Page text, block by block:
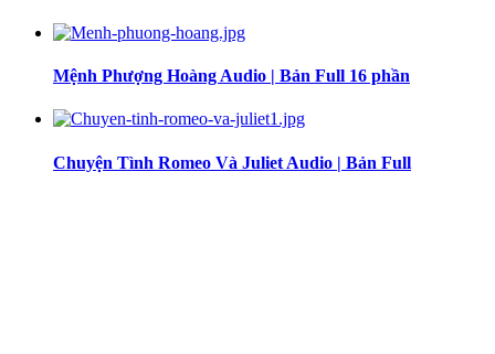
Mệnh Phượng Hoàng Audio | Bản Full 16 phần
Chuyện Tình Romeo Và Juliet Audio | Bản Full